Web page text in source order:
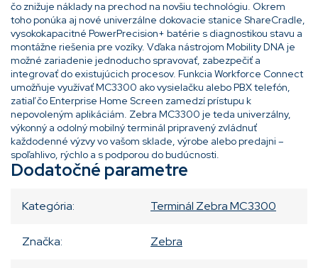
čo znižuje náklady na prechod na novšiu technológiu. Okrem
toho ponúka aj nové univerzálne dokovacie stanice ShareCradle,
vysokokapacitné PowerPrecision+ batérie s diagnostikou stavu a
montážne riešenia pre vozíky. Vďaka nástrojom Mobility DNA je
možné zariadenie jednoducho spravovať, zabezpečiť a
integrovať do existujúcich procesov. Funkcia Workforce Connect
umožňuje využívať MC3300 ako vysielačku alebo PBX telefón,
zatiaľ čo Enterprise Home Screen zamedzí prístupu k
nepovoleným aplikáciám. Zebra MC3300 je teda univerzálny,
výkonný a odolný mobilný terminál pripravený zvládnuť
každodenné výzvy vo vašom sklade, výrobe alebo predajni –
spoľahlivo, rýchlo a s podporou do budúcnosti.
Dodatočné parametre
Kategória: Terminál Zebra MC3300
Značka: Zebra